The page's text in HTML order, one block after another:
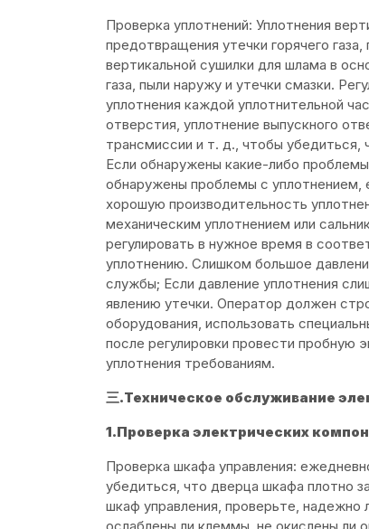
Проверка уплотнений: Уплотнения
предотвращения утечки горячего
вертикальной сушилки для шлама в
газа, пыли наружу и утечки смазки.
уплотнения каждой уплотнительной
отверстия, уплотнение выпускного
трансмиссии и т. д., чтобы
Если обнаружены какие-либо
обнаружены проблемы с уплотнением,
хорошую производительность
механическим уплотнением или
регулировать в нужное время в
уплотнению. Слишком большое
службы; Если давление уплотнения
явлению утечки. Оператор должен
оборудования, использовать
после регулировки провести пробную
уплотнения требованиям.
三.Техническое обслуживание
1.Проверка электрических
Проверка шкафа управления:
убедиться, что дверца шкафа плотно
шкаф управления, проверьте, надежно